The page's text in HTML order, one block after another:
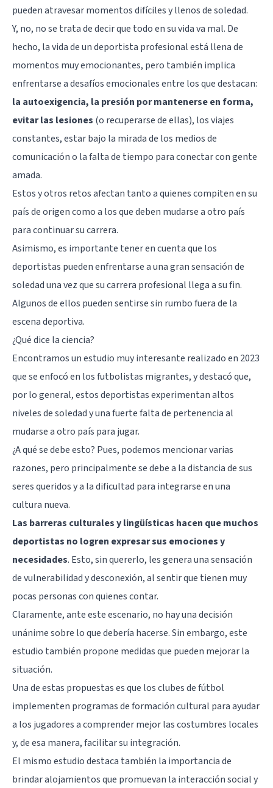
pueden atravesar momentos difíciles y llenos de soledad.
Y, no, no se trata de decir que todo en su vida va mal. De
hecho, la vida de un deportista profesional está llena de
momentos muy emocionantes, pero también implica
enfrentarse a desafíos emocionales entre los que destacan:
la autoexigencia, la presión por mantenerse en forma,
evitar las lesiones (o recuperarse de ellas), los viajes
constantes, estar bajo la mirada de los medios de
comunicación o la falta de tiempo para conectar con gente
amada.
Estos y otros retos afectan tanto a quienes compiten en su
país de origen como a los que deben mudarse a otro país
para continuar su carrera.
Asimismo, es importante tener en cuenta que los
deportistas pueden enfrentarse a una gran sensación de
soledad una vez que su carrera profesional llega a su fin.
Algunos de ellos pueden sentirse sin rumbo fuera de la
escena deportiva.
¿Qué dice la ciencia?
Encontramos un estudio muy interesante realizado en 2023
que se enfocó en los futbolistas migrantes, y destacó que,
por lo general, estos deportistas experimentan altos
niveles de soledad y una fuerte falta de pertenencia al
mudarse a otro país para jugar.
¿A qué se debe esto? Pues, podemos mencionar varias
razones, pero principalmente se debe a la distancia de sus
seres queridos y a la dificultad para integrarse en una
cultura nueva.
Las barreras culturales y lingüísticas hacen que muchos
deportistas no logren expresar sus emociones y
necesidades. Esto, sin quererlo, les genera una sensación
de vulnerabilidad y desconexión, al sentir que tienen muy
pocas personas con quienes contar.
Claramente, ante este escenario, no hay una decisión
unánime sobre lo que debería hacerse. Sin embargo, este
estudio también propone medidas que pueden mejorar la
situación.
Una de estas propuestas es que los clubes de fútbol
implementen programas de formación cultural para ayudar
a los jugadores a comprender mejor las costumbres locales
y, de esa manera, facilitar su integración.
El mismo estudio destaca también la importancia de
brindar alojamientos que promuevan la interacción social y